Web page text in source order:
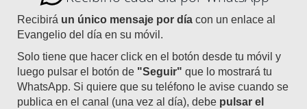
Recibirá un único mensaje por día con un enlace al
Evangelio del día en su móvil.
Solo tiene que hacer click en el botón desde tu móvil y
luego pulsar el botón de "Seguir" que lo mostrará tu
WhatsApp. Si quiere que su teléfono le avise cuando se
publica en el canal (una vez al día), debe pulsar el